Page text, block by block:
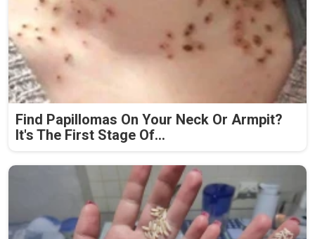
Find Papillomas On Your Neck Or Armpit?
It's The First Stage Of...